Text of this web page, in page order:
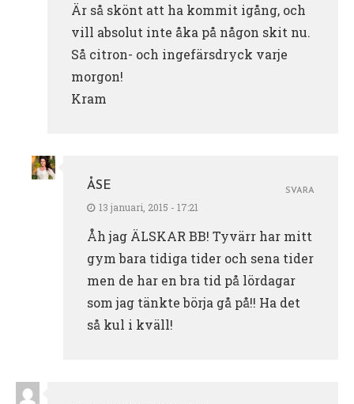
Är så skönt att ha kommit igång, och
vill absolut inte åka på någon skit nu.
Så citron- och ingefärsdryck varje
morgon!
Kram
ÅSE
13 januari, 2015 - 17:21
Åh jag ÄLSKAR BB! Tyvärr har mitt
gym bara tidiga tider och sena tider
men de har en bra tid på lördagar
som jag tänkte börja gå på!! Ha det
så kul i kväll!
SVARA